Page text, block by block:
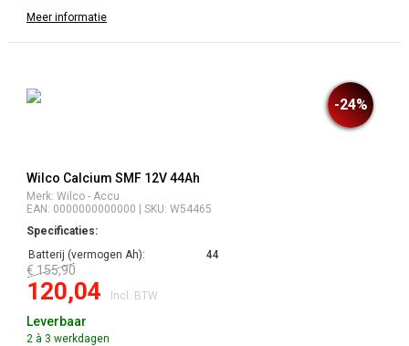
Meer informatie
-24%
Wilco Calcium SMF 12V 44Ah
Merk: Wilco - Accu
EAN: 0000000000000 | SKU: W54465
Specificaties:
Batterij (vermogen Ah):
44
€ 155,90
120,04 Incl. BTW
Leverbaar
2 à 3 werkdagen